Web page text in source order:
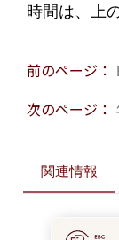
時間は、上
前のページ：
次のページ：
関連情報